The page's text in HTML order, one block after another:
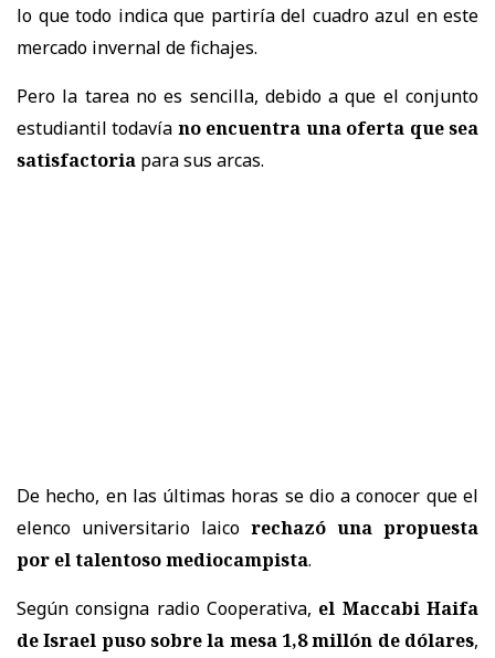
lo que todo indica que partiría del cuadro azul en este
mercado invernal de fichajes.
Pero la tarea no es sencilla, debido a que el conjunto
estudiantil todavía no encuentra una oferta que sea
satisfactoria para sus arcas.
De hecho, en las últimas horas se dio a conocer que el
elenco universitario laico rechazó una propuesta
por el talentoso mediocampista.
Según consigna radio Cooperativa, el Maccabi Haifa
de Israel puso sobre la mesa 1,8 millón de dólares,